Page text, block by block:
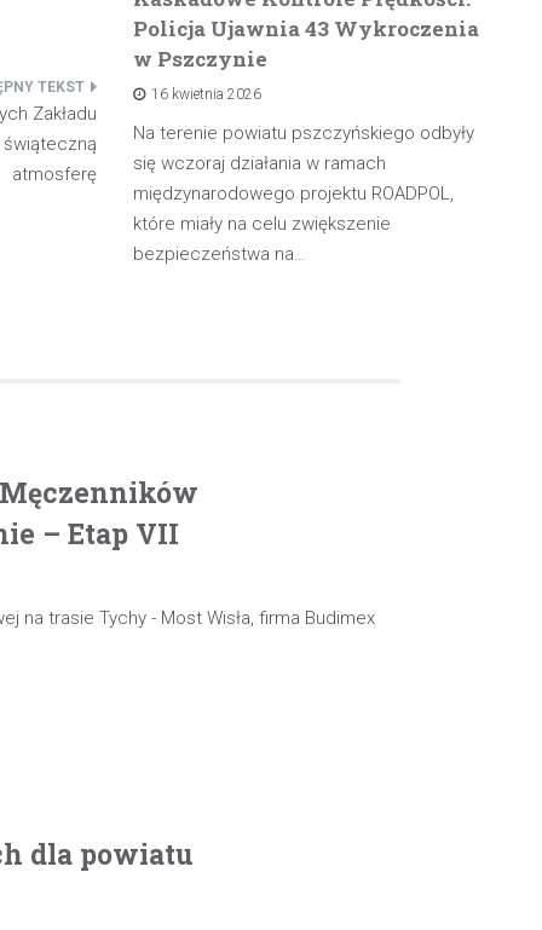
Zakładu
atmosferę
z
poza
Policja Ujawnia 43 Wykroczenia
w Pszczynie
16 kwietnia 2026
Na terenie powiatu pszczyńskiego odbyły
się wczoraj działania w ramach
międzynarodowego projektu ROADPOL,
które miały na celu zwiększenie
bezpieczeństwa na…
– Etap VII
na trasie Tychy - Most Wisła, firma Budimex
dla powiatu